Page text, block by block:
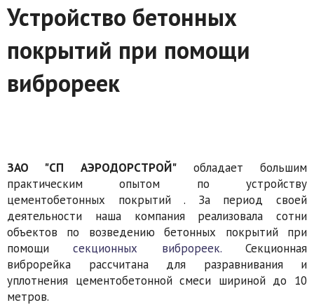
Устройство бетонных
покрытий при помощи
виброреек
ЗАО "СП АЭРОДОРСТРОЙ"обладает большим
практическим опытом по устройству
цементобетонных покрытий . За период своей
деятельности наша компания реализовала сотни
объектов по возведению бетонных покрытий при
помощисекционных виброреек.Секционная
виброрейка рассчитана для разравнивания и
уплотнения цементобетонной смеси шириной до 10
метров.